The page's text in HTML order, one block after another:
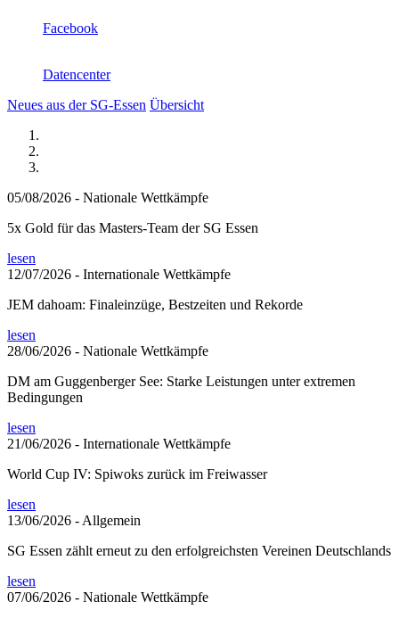
Facebook
Datencenter
Neues aus der SG-Essen Übersicht
05/08/2026 - Nationale Wettkämpfe
5x Gold für das Masters-Team der SG Essen
lesen
12/07/2026 - Internationale Wettkämpfe
JEM dahoam: Finaleinzüge, Bestzeiten und Rekorde
lesen
28/06/2026 - Nationale Wettkämpfe
DM am Guggenberger See: Starke Leistungen unter extremen
Bedingungen
lesen
21/06/2026 - Internationale Wettkämpfe
World Cup IV: Spiwoks zurück im Freiwasser
lesen
13/06/2026 - Allgemein
SG Essen zählt erneut zu den erfolgreichsten Vereinen Deutschlands
lesen
07/06/2026 - Nationale Wettkämpfe